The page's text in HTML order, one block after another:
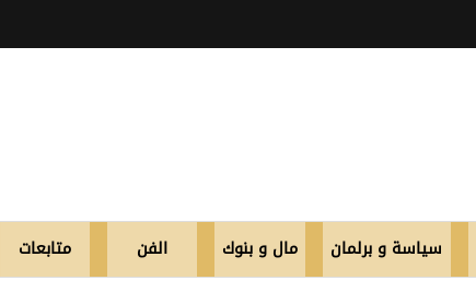
سياسة و برلمان مال و بنوك الفن متابعات